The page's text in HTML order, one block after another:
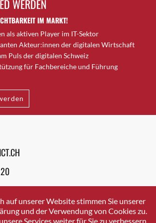
WERDEN
IM MARKT!
als aktiven Player im IT-Sektor
Akteur:innen der digitalen Wirtschaft
Puls der digitalen Schweiz
für Fachbereiche und Führung
auf unserer Website stimmen Sie unserer
und der Verwendung von Cookies zu.
Services weiter für Sie zu verbessern.